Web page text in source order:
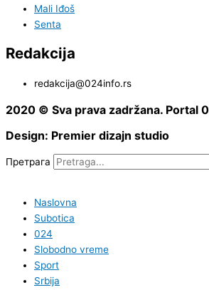
Mali Iđoš
Senta
Redakcija
redakcija@024info.rs
2020 © Sva prava zadržana. Portal
Design: Premier dizajn studio
Претрага
Naslovna
Subotica
024
Slobodno vreme
Sport
Srbija